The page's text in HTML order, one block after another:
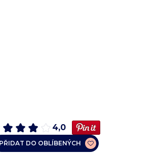
4,0
PŘIDAT DO OBLÍBENÝCH